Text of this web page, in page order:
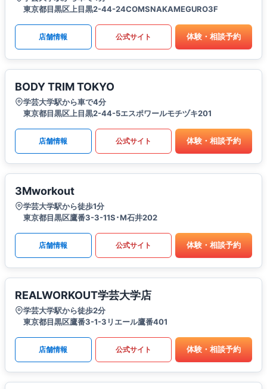
東京都目黒区上目黒2-44-24COMSNAKAMEGURO3F
店舗情報 公式サイト 体験・相談予約
BODY TRIM TOKYO
学芸大学駅から車で4分
東京都目黒区上目黒2-44-5エスポワールモチヅキ201
店舗情報 公式サイト 体験・相談予約
3Mworkout
学芸大学駅から徒歩1分
東京都目黒区鷹番3-3-11S･M石井202
店舗情報 公式サイト 体験・相談予約
REALWORKOUT学芸大学店
学芸大学駅から徒歩2分
東京都目黒区鷹番3-1-3リエール鷹番401
店舗情報 公式サイト 体験・相談予約